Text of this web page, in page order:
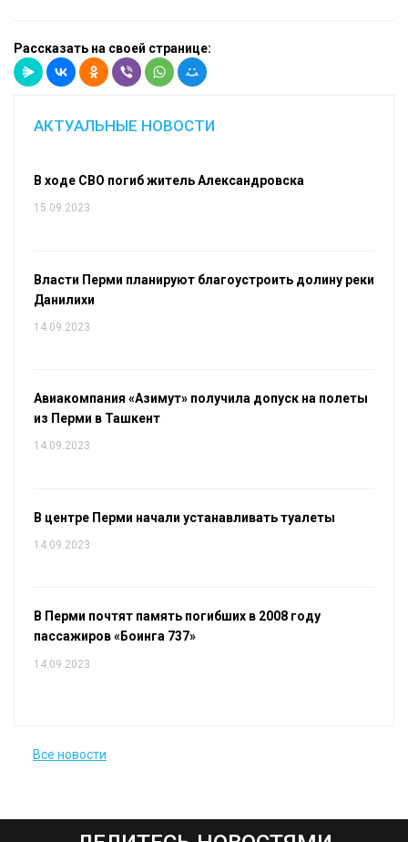
Рассказать на своей странице:
АКТУАЛЬНЫЕ НОВОСТИ
В ходе СВО погиб житель Александровска
15.09.2023
Власти Перми планируют благоустроить долину реки
Данилихи
14.09.2023
Авиакомпания «Азимут» получила допуск на полеты
из Перми в Ташкент
14.09.2023
В центре Перми начали устанавливать туалеты
14.09.2023
В Перми почтят память погибших в 2008 году
пассажиров «Боинга 737»
14.09.2023
Все новости